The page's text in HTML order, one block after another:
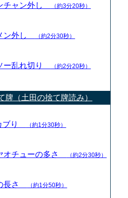
チャン外し （約3分20秒）
ン外し （約2分30秒）
ー乱れ切り （約2分20秒）
牌（土田の捨て牌読み）
ブり （約1分30秒）
オチューの多さ （約2分30秒）
長さ （約1分50秒）